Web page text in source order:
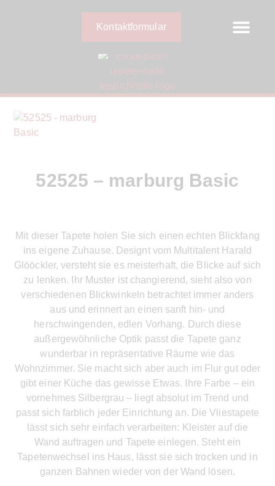
Kontaktformular
52525 – marburg Basic
Mit dieser Tapete holen Sie sich einen echten Blickfang
ins eigene Zuhause. Designt vom Multitalent Harald
Glööckler, versteht sie es meisterhaft, die Blicke auf sich
zu lenken. Ihr Muster ist changierend, sieht also von
verschiedenen Blickwinkeln betrachtet immer anders
aus und erinnert an einen sanft hin- und
herschwingenden, edlen Vorhang. Durch diese
außergewöhnliche Optik passt die Tapete ganz
wunderbar in repräsentative Räume wie das
Wohnzimmer. Sie macht sich aber auch im Flur gut oder
gibt einer Küche das gewisse Etwas. Ihre Farbe – ein
vornehmes Silbergrau – liegt absolut im Trend und
passt sich farblich jeder Einrichtung an. Die Vliestapete
lässt sich sehr einfach verarbeiten: Kleister auf die
Wand auftragen und Tapete einlegen. Steht ein
Tapetenwechsel ins Haus, lässt sie sich trocken und in
ganzen Bahnen wieder von der Wand lösen.